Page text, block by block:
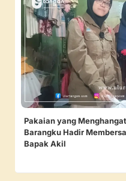
Pakaian yang
Barangku Hadir
Bapak Akil